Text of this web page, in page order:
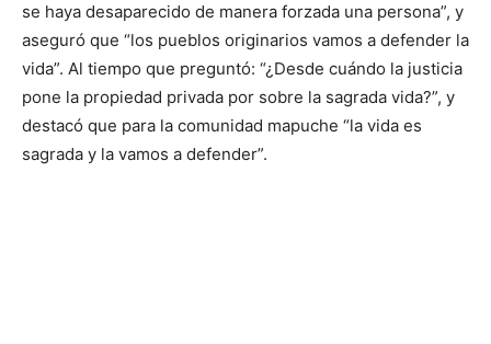
se haya desaparecido de manera forzada una persona”, y
aseguró que “los pueblos originarios vamos a defender la
vida”. Al tiempo que preguntó: “¿Desde cuándo la justicia
pone la propiedad privada por sobre la sagrada vida?”, y
destacó que para la comunidad mapuche “la vida es
sagrada y la vamos a defender”.